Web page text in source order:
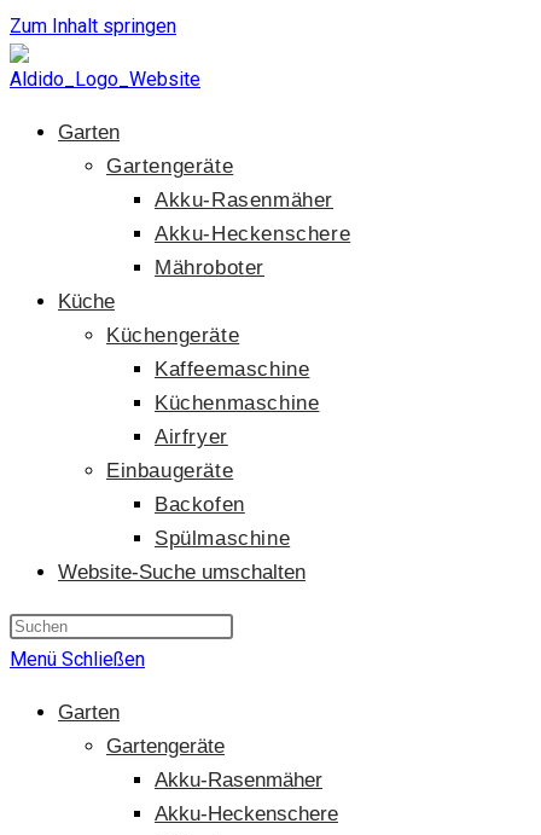
Zum Inhalt springen
Garten
Gartengeräte
Akku-Rasenmäher
Akku-Heckenschere
Mähroboter
Küche
Küchengeräte
Kaffeemaschine
Küchenmaschine
Airfryer
Einbaugeräte
Backofen
Spülmaschine
Website-Suche umschalten
Menü Schließen
Garten
Gartengeräte
Akku-Rasenmäher
Akku-Heckenschere